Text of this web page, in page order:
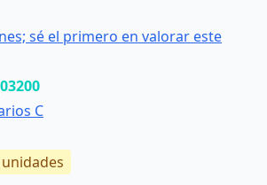
sé el primero en valorar este
C